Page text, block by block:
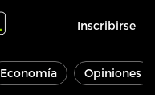
Inscribirse
Economía Opiniones